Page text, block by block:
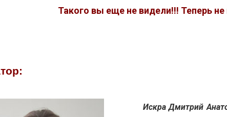
Такого вы еще не видели!!! Теперь
Искра Дмитрий